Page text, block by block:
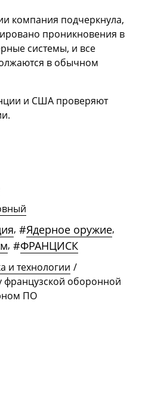
компания подчеркнула,
проникновения в
системы, и все
в обычном
и США проверяют
, #Ядерное оружие,
, #ФРАНЦИСК
и технологии /
французской оборонной
ПО